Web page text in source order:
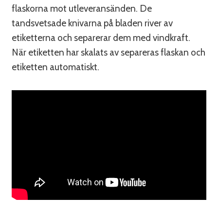
flaskorna mot utleveransänden. De
tandsvetsade knivarna på bladen river av
etiketterna och separerar dem med vindkraft.
När etiketten har skalats av separeras flaskan och
etiketten automatiskt.